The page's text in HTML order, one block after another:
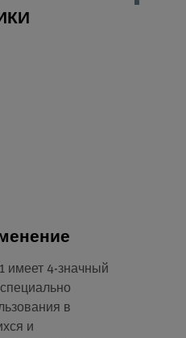
имеет 4-значный
в
и